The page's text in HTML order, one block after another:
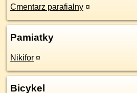
Cmentarz parafialny ¤
Pamiatky
Nikifor ¤
Bicykel